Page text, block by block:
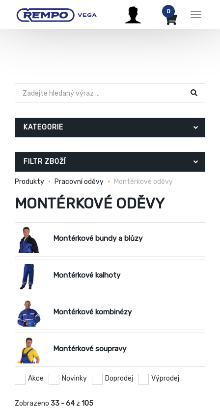
Menu
0
KATEGORIE
FILTR ZBOŽÍ
Produkty Pracovní oděvy Montérkové oděvy
MONTÉRKOVÉ ODĚVY
Montérkové bundy a blůzy
Montérkové kalhoty
Montérkové kombinézy
Montérkové soupravy
Akce Novinky Doprodej Výprodej
Zobrazeno 33 - 64z 105